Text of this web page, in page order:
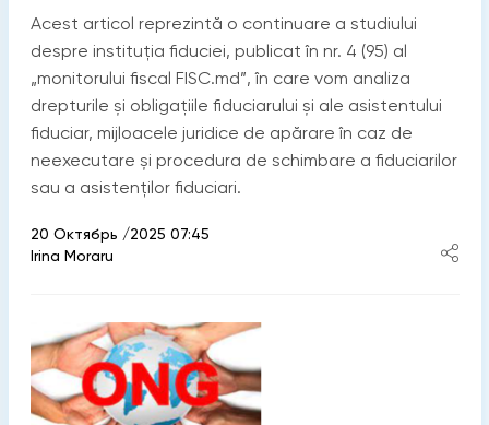
Acest articol reprezintă o continuare a studiului
despre instituția fiduciei, publicat în nr. 4 (95) al
„monitorului fiscal FISC.md”, în care vom analiza
drepturile și obligațiile fiduciarului și ale asistentului
fiduciar, mijloacele juridice de apărare în caz de
neexecutare și procedura de schimbare a fiduciarilor
sau a asistenților fiduciari.
20 Октябрь /2025 07:45
Irina Moraru